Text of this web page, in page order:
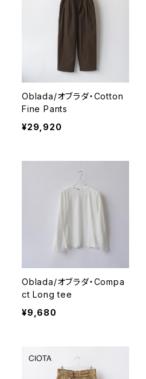
Oblada/オブラダ・Cotton
Fine Pants
¥29,920
Oblada/オブラダ・Compa
ct Long tee
¥9,680